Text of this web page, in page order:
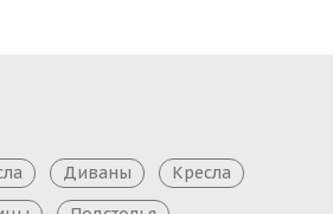
Диваны
Кресла